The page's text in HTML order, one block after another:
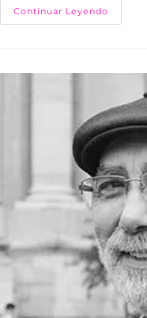
Continuar Leyendo